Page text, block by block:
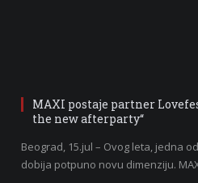
MAXI postaje partner
the new afterparty“
Beograd, 15.jul – Ovog leta, jedna
dobija potpuno novu dimenziju.